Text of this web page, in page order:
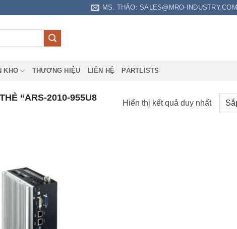
MS. THẢO: SALES@MRO-INDUSTRY.COM
KHO THƯƠNG HIỆU LIÊN HỆ PARTLISTS
“ARS-2010-955U8
Hiển thị kết quả duy nhất